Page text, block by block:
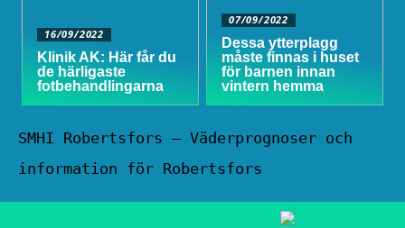
16/09/2022
Klinik AK: Här får du
de härligaste
fotbehandlingarna
07/09/2022
Dessa ytterplagg
måste finnas i huset
för barnen innan
vintern hemma
SMHI Robertsfors – Väderprognoser och
information för Robertsfors